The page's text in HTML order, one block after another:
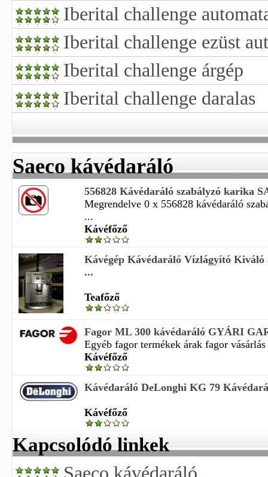
Iberital challenge
Iberital challenge ezüst
Iberital challenge árgép
Iberital challenge daralas
Saeco kávédaráló
556828 Kávédaráló szabályzó karika
Megrendelve 0 x 556828 kávédaráló
...
Kávéfőző
Kávégép Kávédaráló Vízlágyító Kiváló
...
Teafőző
Fagor ML 300 kávédaráló GYÁRI
Egyéb fagor termékek árak fagor
Kávéfőző
Kávédaráló DeLonghi KG 79
Kávéfőző
Kapcsolódó linkek